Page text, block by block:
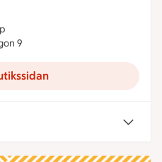
stängt idag, öppnar
9